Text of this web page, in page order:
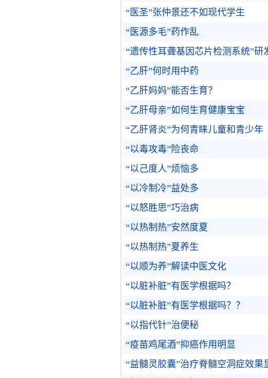
“医圣”张仲景还不如现代学生
“医源多毛”药作乱
“遗传性耳聋基因芯片检测系统”研
“乙肝”何时用中药
“乙肝妈妈”能否生育？
“乙肝母亲”如何生育健康宝宝
“乙肝肾炎”为何青睐儿童和青少年
“以毒攻毒”险丧命
“以己度人”烦恼多
“以冷制冷”益处多
“以怒胜思”巧治病
“以热制热”安然度夏
“以热制热”夏养生
“以顺为养”解读中医文化
“以脏补脏”有医学根据吗？
“以脏补脏”有医学根据吗？？
“以指代针”治便秘
“疫苗鸡尾酒”抑癌作用明显
“益髓灵胶囊”治疗脊髓空洞症效果